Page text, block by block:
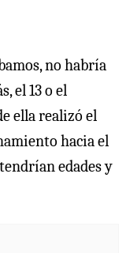
no habría
el 13 o el
ella realizó el
hacia el
edades y